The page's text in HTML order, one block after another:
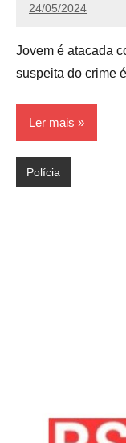
24/05/2024
Redação
Jovem é atacada
suspeita do crime
Ler mais
Polícia